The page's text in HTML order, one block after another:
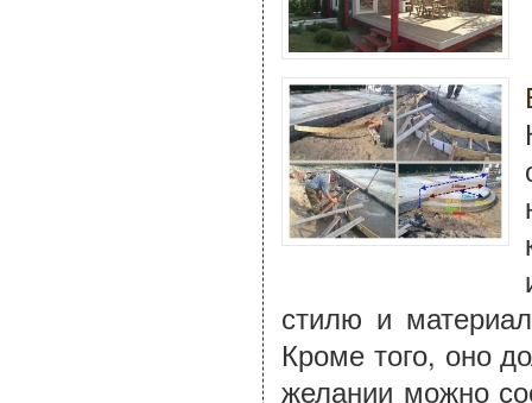
стилю и
Кроме того, оно
желании можно